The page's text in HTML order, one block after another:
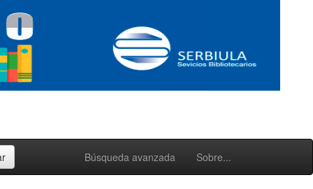
Búsqueda avanzada Sobre...